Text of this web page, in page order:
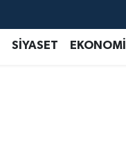
SİYASET EKONOMİ